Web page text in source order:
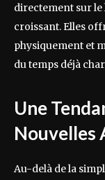
directement sur
croissant. Elles
physiquement et
du temps déjà
Une
Nouvelles
Au-delà de la